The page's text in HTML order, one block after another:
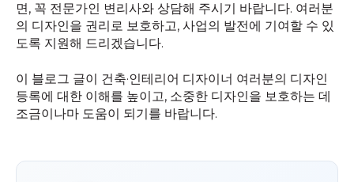
면, 꼭 전문가인 변리사와 상담해 주시기 바랍니다. 여러분
의 디자인을 권리로 보호하고, 사업의 발전에 기여할 수 있
도록 지원해 드리겠습니다.
이 블로그 글이 건축·인테리어 디자이너 여러분의 디자인
등록에 대한 이해를 높이고, 소중한 디자인을 보호하는 데
조금이나마 도움이 되기를 바랍니다.